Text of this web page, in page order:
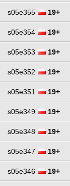
s05e355 19+
s05e354 19+
s05e353 19+
s05e352 19+
s05e351 19+
s05e349 19+
s05e348 19+
s05e347 19+
s05e346 19+